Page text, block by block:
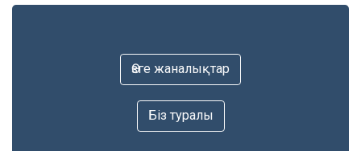
Өзге жаналықтар
Біз туралы